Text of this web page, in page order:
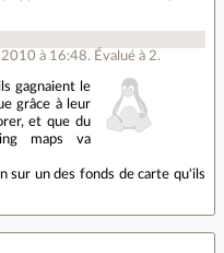
2010 à 16:48. Évalué à2.
gagnaient le
grâce à leur
et que du
maps va
sur un des fonds de carte qu'ils